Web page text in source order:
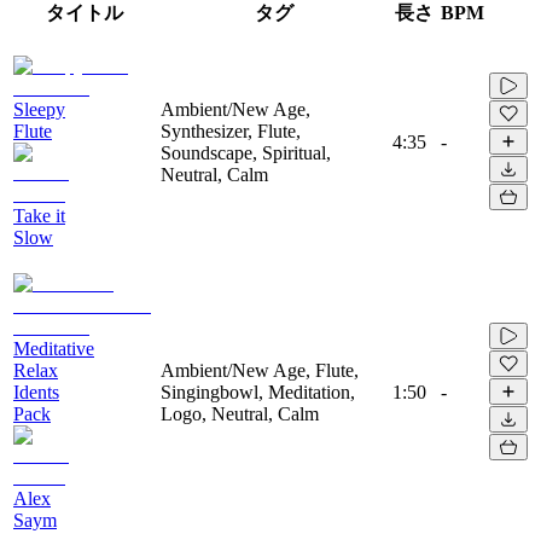
タイトル タグ 長さ BPM
Sleepy
Flute
Take it
Slow
Ambient/New Age,
Synthesizer, Flute,
Soundscape, Spiritual,
Neutral, Calm
4:35 -
Meditative
Relax
Idents
Pack
Alex
Saym
Ambient/New Age, Flute,
Singingbowl, Meditation,
Logo, Neutral, Calm
1:50 -